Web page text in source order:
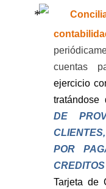
cuentas
ejercicio
tratándose
DE
POR
Tarjeta de